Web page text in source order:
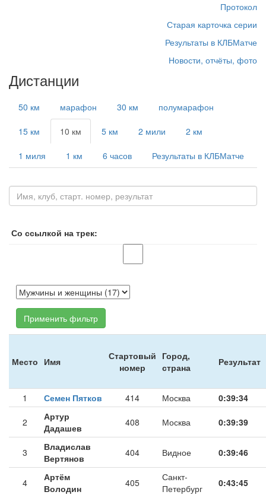
Протокол
Старая карточка серии
Результаты в КЛБМатче
Новости, отчёты, фото
Дистанции
50 км марафон 30 км полумарафон
15 км 10 км 5 км 2 мили 2 км
1 миля 1 км 6 часов Результаты в КЛБМатче
Со ссылкой на трек:
Применить фильтр
Место Имя
Стартовый
номер
Город,
страна
Результат
1 Семен Пятков 414 Москва 0:39:34
2
Артур
Дадашев
408 Москва 0:39:39
3
Владислав
Вертянов
404 Видное 0:39:46
4
Артём
Володин
405
Санкт-
Петербург
0:43:45